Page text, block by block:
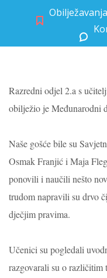
Obilježavanja
Razredni odjel 2.a s
obilježio je Međunarodni
Naše gošće bile su
Osmak Franjić i Maja
ponovili i naučili nešto
trudom napravili su drvo
dječjim pravima.
Učenici su pogledali
razgovarali su o različitim